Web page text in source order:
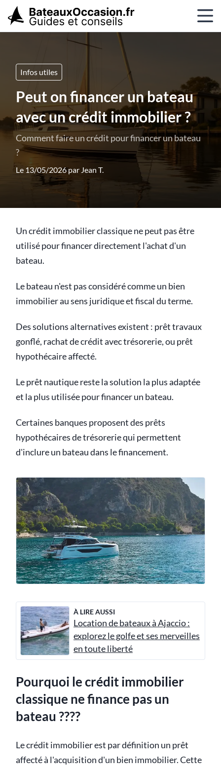
Infos utiles
Peut on financer un bateau
avec un crédit immobilier ?
Comment faire un crédit pour financer un bateau
?
Le 13/05/2026 par Jean T.
Un crédit immobilier classique ne peut pas être
utilisé pour financer directement l'achat d'un
bateau.
Le bateau n'est pas considéré comme un bien
immobilier au sens juridique et fiscal du terme.
Des solutions alternatives existent : prêt travaux
gonflé, rachat de crédit avec trésorerie, ou prêt
hypothécaire affecté.
Le prêt nautique reste la solution la plus adaptée
et la plus utilisée pour financer un bateau.
Certaines banques proposent des prêts
hypothécaires de trésorerie qui permettent
d'inclure un bateau dans le financement.
À LIRE AUSSI
Location de bateaux à Ajaccio :
explorez le golfe et ses merveilles
en toute liberté
Pourquoi le crédit immobilier
classique ne finance pas un
bateau ????
Le crédit immobilier est par définition un prêt
affecté à l'acquisition d'un bien immobilier. Cette